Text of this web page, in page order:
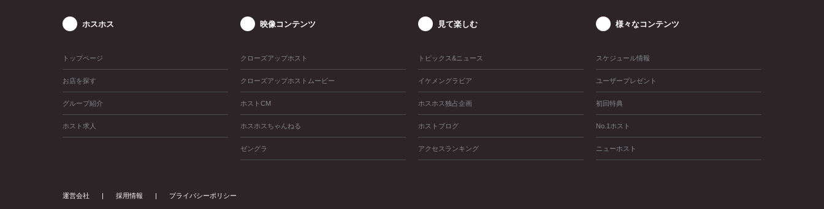
ホスホス
トップページ
お店を探す
グループ紹介
ホスト求人
映像コンテンツ
クローズアップホスト
クローズアップホストムービー
ホストCM
ホスホスちゃんねる
ゼングラ
見て楽しむ
トピックス&ニュース
イケメングラビア
ホスホス独占企画
ホストブログ
アクセスランキング
様々なコンテンツ
スケジュール情報
ユーザープレゼント
初回特典
No.1ホスト
ニューホスト
運営会社 採用情報 プライバシーポリシー